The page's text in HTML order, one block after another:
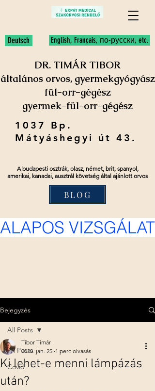
Deutsch English, Français, по-русски, etc.
1037 Bp.
Mátyáshegyi út 43.
A budapesti osztrák, olasz, német, brit, spanyol,
amerikai, kanadai, ausztrál követség által ajánlott orvos
BLOG
ALAPOS
DR. TIMÁR TIBOR
általános orvos, gyermekgyógyász
fül-orr-gégész
gyermek-fül-orr-gégész
Bejegyzés
All Posts
Covid
All Posts
Ki lehet-e menni lámpázás
után?
Tibor Timár
2020. jan. 25. 1 perc olvasás